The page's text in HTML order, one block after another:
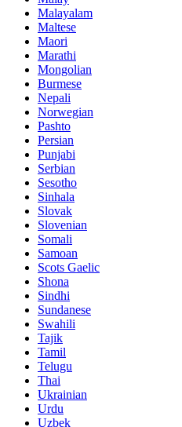
Malayalam
Maltese
Maori
Marathi
Mongolian
Burmese
Nepali
Norwegian
Pashto
Persian
Punjabi
Serbian
Sesotho
Sinhala
Slovak
Slovenian
Somali
Samoan
Scots Gaelic
Shona
Sindhi
Sundanese
Swahili
Tajik
Tamil
Telugu
Thai
Ukrainian
Urdu
Uzbek